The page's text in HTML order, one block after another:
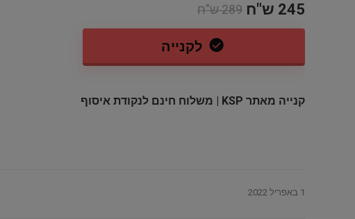
245 ש"ח 289 ש"ח
לקנייה
קנייה מאתר KSP | משלוח חינם לנקודת איסוף
1 באפריל 2022